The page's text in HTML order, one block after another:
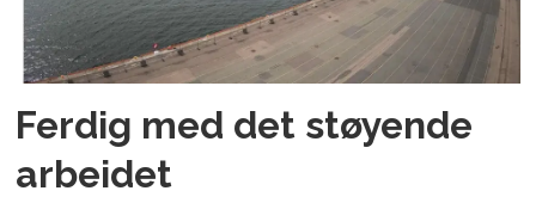
Ferdig med det støyende
arbeidet